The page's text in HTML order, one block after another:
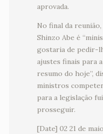
aprovada.
No final da
Shinzo Abe é
gostaria de pedir-
ajustes finais para
resumo do hoje”,
ministros
para a legislação
prosseguir.
[Date] 02 21 de